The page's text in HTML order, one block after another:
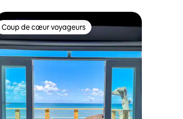
Coup de cœur voyageurs
Coup de cœur voyageurs